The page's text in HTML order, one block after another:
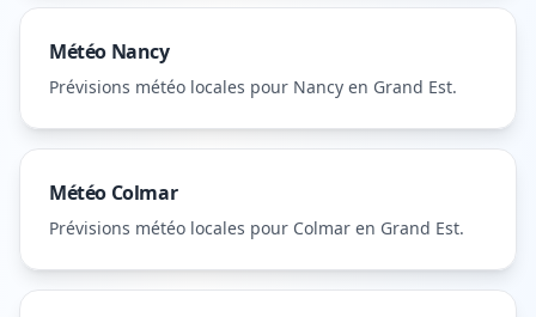
Météo Nancy
Prévisions météo locales pour Nancy en Grand Est.
Météo Colmar
Prévisions météo locales pour Colmar en Grand Est.